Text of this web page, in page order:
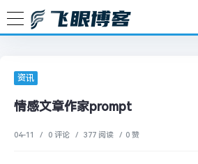
资讯
情感文章作家prompt
04-11 / 0 评论 / 377 阅读 / 0 赞